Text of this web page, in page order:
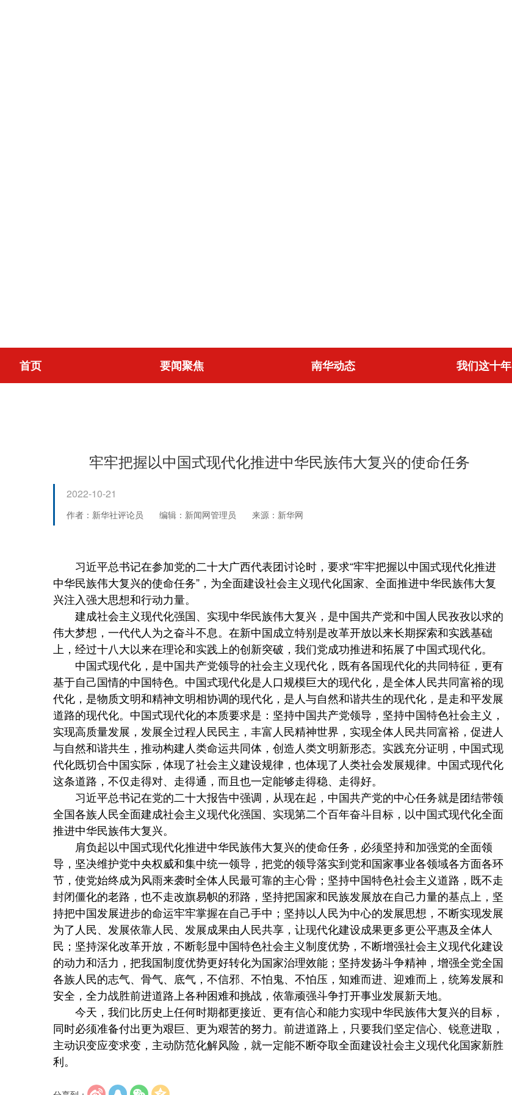
首页 要闻聚焦 南华动态 我们这十年
牢牢把握以中国式现代化推进中华民族伟大复兴的使命任务
2022-10-21
作者：新华社评论员 编辑：新闻网管理员 来源：新华网
习近平总书记在参加党的二十大广西代表团讨论时，要求“牢牢把握以中国式现代化推进
中华民族伟大复兴的使命任务”，为全面建设社会主义现代化国家、全面推进中华民族伟大复
兴注入强大思想和行动力量。
建成社会主义现代化强国、实现中华民族伟大复兴，是中国共产党和中国人民孜孜以求的
伟大梦想，一代代人为之奋斗不息。在新中国成立特别是改革开放以来长期探索和实践基础
上，经过十八大以来在理论和实践上的创新突破，我们党成功推进和拓展了中国式现代化。
中国式现代化，是中国共产党领导的社会主义现代化，既有各国现代化的共同特征，更有
基于自己国情的中国特色。中国式现代化是人口规模巨大的现代化，是全体人民共同富裕的现
代化，是物质文明和精神文明相协调的现代化，是人与自然和谐共生的现代化，是走和平发展
道路的现代化。中国式现代化的本质要求是：坚持中国共产党领导，坚持中国特色社会主义，
实现高质量发展，发展全过程人民民主，丰富人民精神世界，实现全体人民共同富裕，促进人
与自然和谐共生，推动构建人类命运共同体，创造人类文明新形态。实践充分证明，中国式现
代化既切合中国实际，体现了社会主义建设规律，也体现了人类社会发展规律。中国式现代化
这条道路，不仅走得对、走得通，而且也一定能够走得稳、走得好。
习近平总书记在党的二十大报告中强调，从现在起，中国共产党的中心任务就是团结带领
全国各族人民全面建成社会主义现代化强国、实现第二个百年奋斗目标，以中国式现代化全面
推进中华民族伟大复兴。
肩负起以中国式现代化推进中华民族伟大复兴的使命任务，必须坚持和加强党的全面领
导，坚决维护党中央权威和集中统一领导，把党的领导落实到党和国家事业各领域各方面各环
节，使党始终成为风雨来袭时全体人民最可靠的主心骨；坚持中国特色社会主义道路，既不走
封闭僵化的老路，也不走改旗易帜的邪路，坚持把国家和民族发展放在自己力量的基点上，坚
持把中国发展进步的命运牢牢掌握在自己手中；坚持以人民为中心的发展思想，不断实现发展
为了人民、发展依靠人民、发展成果由人民共享，让现代化建设成果更多更公平惠及全体人
民；坚持深化改革开放，不断彰显中国特色社会主义制度优势，不断增强社会主义现代化建设
的动力和活力，把我国制度优势更好转化为国家治理效能；坚持发扬斗争精神，增强全党全国
各族人民的志气、骨气、底气，不信邪、不怕鬼、不怕压，知难而进、迎难而上，统筹发展和
安全，全力战胜前进道路上各种困难和挑战，依靠顽强斗争打开事业发展新天地。
今天，我们比历史上任何时期都更接近、更有信心和能力实现中华民族伟大复兴的目标，
同时必须准备付出更为艰巨、更为艰苦的努力。前进道路上，只要我们坚定信心、锐意进取，
主动识变应变求变，主动防范化解风险，就一定能不断夺取全面建设社会主义现代化国家新胜
利。